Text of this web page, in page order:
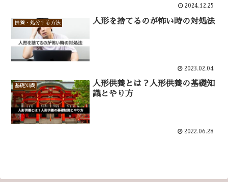
2024.12.25
供養・処分する方法 人形を捨てるのが怖い時の対処法
2023.02.04
基礎知識
人形供養とは？人形供養の基礎知
識とやり方
2022.06.28